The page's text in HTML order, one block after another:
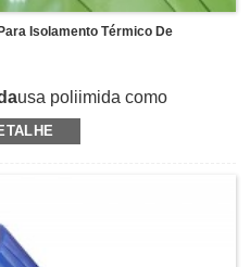
Isolamento Térmico De
usa poliimida como
especialmente tratado no
com o filme de aerogel de
função de
da fabricação